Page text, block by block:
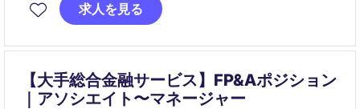
事業成長、収益性向上、資本管理を推進しながら、国
求人を見る
【大手総合金融サービス】FP&Aポジション
｜アソシエイト〜マネージャー